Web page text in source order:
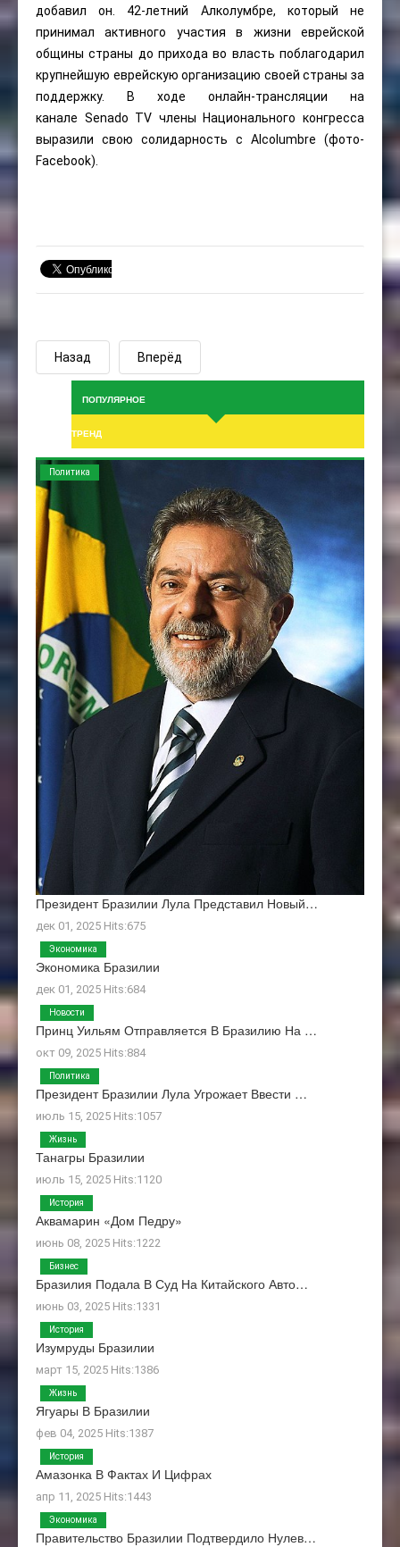
добавил он. 42-летний Алколумбре, который не
принимал активного участия в жизни еврейской
общины страны до прихода во власть поблагодарил
крупнейшую еврейскую организацию своей страны за
поддержку. В ходе онлайн-трансляции на
канале Senado TV члены Национального конгресса
выразили свою солидарность с Alcolumbre (фото-
Facebook).
Назад Вперёд
ПОПУЛЯРНОЕ
ТРЕНД
Президент Бразилии Лула Представил Новый…
дек 01, 2025 Hits:675
Политика
Экономика Бразилии
дек 01, 2025 Hits:684
Экономика
Принц Уильям Отправляется В Бразилию На …
окт 09, 2025 Hits:884
Новости
Президент Бразилии Лула Угрожает Ввести …
июль 15, 2025 Hits:1057
Политика
Танагры Бразилии
июль 15, 2025 Hits:1120
Жизнь
Аквамарин «Дом Педру»
июнь 08, 2025 Hits:1222
История
Бразилия Подала В Суд На Китайского Авто…
июнь 03, 2025 Hits:1331
Бизнес
Изумруды Бразилии
март 15, 2025 Hits:1386
История
Ягуары В Бразилии
фев 04, 2025 Hits:1387
Жизнь
Амазонка В Фактах И Цифрах
апр 11, 2025 Hits:1443
История
Правительство Бразилии Подтвердило Нулев…
Экономика